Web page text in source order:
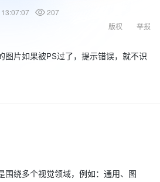
207
举报
版权
图片如果被PS过了，提示错误，就不识
围绕多个视觉领域，例如：通用、图